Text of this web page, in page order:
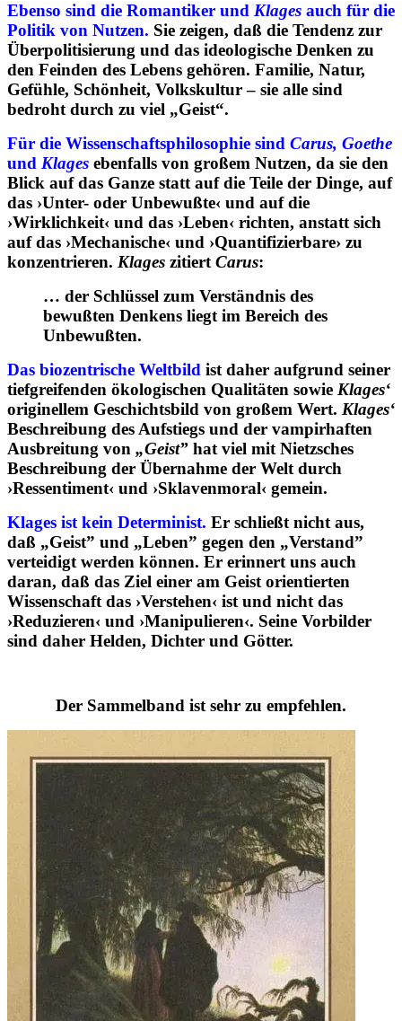
Ebenso sind die Romantiker und Klages auch für die
Politik von Nutzen. Sie zeigen, daß die Tendenz zur
Überpolitisierung und das ideologische Denken zu
den Feinden des Lebens gehören. Familie, Natur,
Gefühle, Schönheit, Volkskultur – sie alle sind
bedroht durch zu viel „Geist“.
Für die Wissenschaftsphilosophie sind Carus, Goethe
und Klages ebenfalls von großem Nutzen, da sie den
Blick auf das Ganze statt auf die Teile der Dinge, auf
das ›Unter- oder Unbewußte‹ und auf die
›Wirklichkeit‹ und das ›Leben‹ richten, anstatt sich
auf das ›Mechanische‹ und ›Quantifizierbare› zu
konzentrieren. Klages zitiert Carus:
… der Schlüssel zum Verständnis des
bewußten Denkens liegt im Bereich des
Unbewußten.
Das biozentrische Weltbild ist daher aufgrund seiner
tiefgreifenden ökologischen Qualitäten sowie Klages‘
originellem Geschichtsbild von großem Wert. Klages‘
Beschreibung des Aufstiegs und der vampirhaften
Ausbreitung von „Geist” hat viel mit Nietzsches
Beschreibung der Übernahme der Welt durch
›Ressentiment‹ und ›Sklavenmoral‹ gemein.
Klages ist kein Determinist. Er schließt nicht aus,
daß „Geist” und „Leben” gegen den „Verstand”
verteidigt werden können. Er erinnert uns auch
daran, daß das Ziel einer am Geist orientierten
Wissenschaft das ›Verstehen‹ ist und nicht das
›Reduzieren‹ und ›Manipulieren‹. Seine Vorbilder
sind daher Helden, Dichter und Götter.
Der Sammelband ist sehr zu empfehlen.